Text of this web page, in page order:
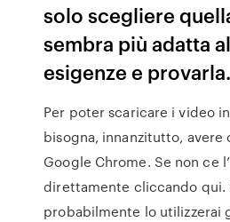
solo scegliere
sembra più adatta
esigenze e provarla.
Per poter scaricare i video
bisogna, innanzitutto, avere
Google Chrome. Se non ce
direttamente cliccando qui.
probabilmente lo utilizzerai